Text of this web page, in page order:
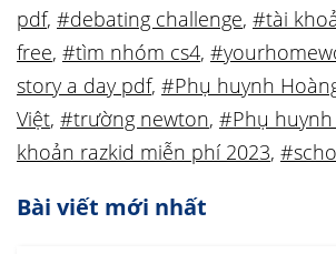
pdf, #debating challenge, #tài
free, #tìm nhóm cs4,
story a day pdf, #Phụ huynh
Việt, #trường newton, #Phụ huynh
khoản razkid miễn phí 2023,
Bài viết mới nhất